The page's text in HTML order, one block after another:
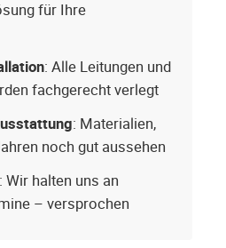
für Ihre
: Alle Leitungen und
fachgerecht verlegt
: Materialien,
noch gut aussehen
: Wir halten uns an
– versprochen